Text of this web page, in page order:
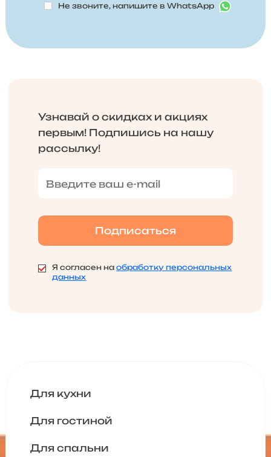
Не звоните, напишите в WhatsApp
Узнавай о скидках и акциях
первым! Подпишись на нашу
рассылку!
Я согласен наобработку персональных
данных
Для кухни
Для гостиной
Для спальни